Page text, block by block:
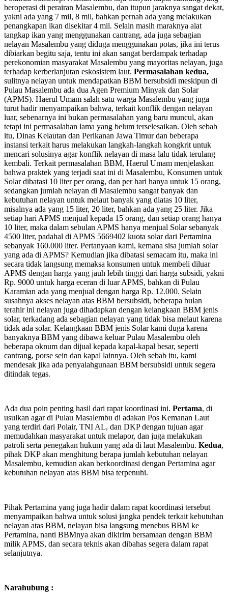
beroperasi di perairan Masalembu, dan itupun jaraknya sangat dekat,
yakni ada yang 7 mil, 8 mil, bahkan pernah ada yang melakukan
penangkapan ikan disekitar 4 mil. Selain masih maraknya alat
tangkap ikan yang menggunakan cantrang, ada juga sebagian
nelayan Masalembu yang diduga menggunakan potas, jika ini terus
dibiarkan begitu saja, tentu ini akan sangat berdampak terhadap
perekonomian masyarakat Masalembu yang mayoritas nelayan, juga
terhadap kerberlanjutan eskosistem laut. Permasalahan kedua,
sulitnya nelayan untuk mendapatkan BBM bersubsidi meskipun di
Pulau Masalembu ada dua Agen Premium Minyak dan Solar
(APMS). Haerul Umam salah satu warga Masalembu yang juga
turut hadir menyampaikan bahwa, terkait konflik dengan nelayan
luar, sebenarnya ini bukan permasalahan yang baru muncul, akan
tetapi ini permasalahan lama yang belum terselesaikan. Oleh sebab
itu, Dinas Kelautan dan Perikanan Jawa Timur dan beberapa
instansi terkait harus melakukan langkah-langkah kongkrit untuk
mencari solusinya agar konflik nelayan di masa lalu tidak terulang
kembali. Terkait permasalahan BBM, Haerul Umam menjelaskan
bahwa praktek yang terjadi saat ini di Masalembu, Konsumen untuk
Solar dibatasi 10 liter per orang, dan per hari hanya untuk 15 orang,
sedangkan jumlah nelayan di Masalembu sangat banyak dan
kebutuhan nelayan untuk melaut banyak yang diatas 10 liter,
misalnya ada yang 15 liter, 20 liter, bahkan ada yang 25 liter. Jika
setiap hari APMS menjual kepada 15 orang, dan setiap orang hanya
10 liter, maka dalam sebulan APMS hanya menjual Solar sebanyak
4500 liter, padahal di APMS 5669402 kuota solar dari Pertamina
sebanyak 160.000 liter. Pertanyaan kami, kemana sisa jumlah solar
yang ada di APMS? Kemudian jika dibatasi semacam itu, maka ini
secara tidak langsung memaksa konsumen untuk membeli diluar
APMS dengan harga yang jauh lebih tinggi dari harga subsidi, yakni
Rp. 9000 untuk harga eceran di luar APMS, bahkan di Pulau
Karamian ada yang menjual dengan harga Rp. 12.000. Selain
susahnya akses nelayan atas BBM bersubsidi, beberapa bulan
terahir ini nelayan juga dihadapkan dengan kelangkaan BBM jenis
solar, terkadang ada sebagian nelayan yang tidak bisa melaut karena
tidak ada solar. Kelangkaan BBM jenis Solar kami duga karena
banyaknya BBM yang dibawa keluar Pulau Masalembu oleh
beberapa oknum dan dijual kepada kapal-kapal besar, seperti
cantrang, porse sein dan kapal lainnya. Oleh sebab itu, kami
mendesak jika ada penyalahgunaan BBM bersubsidi untuk segera
ditindak tegas.
Ada dua poin penting hasil dari rapat koordinasi ini. Pertama, di
usulkan agar di Pulau Masalembu di adakan Pos Kemanan Laut
yang terdiri dari Polair, TNI AL, dan DKP dengan tujuan agar
memudahkan masyarakat untuk melapor, dan juga melakukan
patroli serta penegakan hukum yang ada di laut Masalembu. Kedua,
pihak DKP akan menghitung berapa jumlah kebutuhan nelayan
Masalembu, kemudian akan berkoordinasi dengan Pertamina agar
kebutuhan nelayan atas BBM bisa terpenuhi.
Pihak Pertamina yang juga hadir dalam rapat koordinasi tersebut
menyampaikan bahwa untuk solusi jangka pendek terkait kebutuhan
nelayan atas BBM, nelayan bisa langsung menebus BBM ke
Pertamina, nanti BBMnya akan dikirim bersamaan dengan BBM
milik APMS, dan secara teknis akan dibahas segera dalam rapat
selanjutnya.
Narahubung :